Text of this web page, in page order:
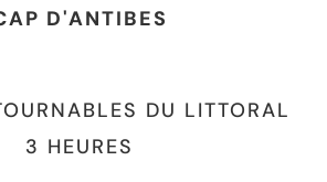
D'ANTIBES
DU LITTORAL
3 HEURES